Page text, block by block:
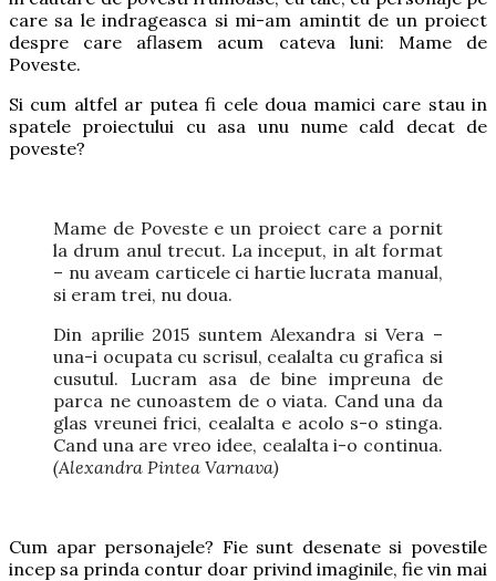
care sa le indrageasca si mi-am amintit de un proiect
despre care aflasem acum cateva luni: Mame de
Poveste.
Si cum altfel ar putea fi cele doua mamici care stau in
spatele proiectului cu asa unu nume cald decat de
poveste?
Mame de Poveste e un proiect care a pornit
la drum anul trecut. La inceput, in alt format
– nu aveam carticele ci hartie lucrata manual,
si eram trei, nu doua.
Din aprilie 2015 suntem Alexandra si Vera –
una-i ocupata cu scrisul, cealalta cu grafica si
cusutul. Lucram asa de bine impreuna de
parca ne cunoastem de o viata. Cand una da
glas vreunei frici, cealalta e acolo s-o stinga.
Cand una are vreo idee, cealalta i-o continua.
(Alexandra Pintea Varnava)
Cum apar personajele? Fie sunt desenate si povestile
incep sa prinda contur doar privind imaginile, fie vin mai